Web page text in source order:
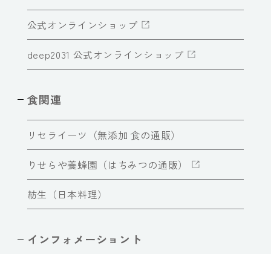
公式オンラインショップ
deep2031 公式オンラインショップ
食関連
リセライーツ（無添加 食の通販）
りせらや養蜂園（はちみつの通販）
紡生（日本料理）
インフォメーショント